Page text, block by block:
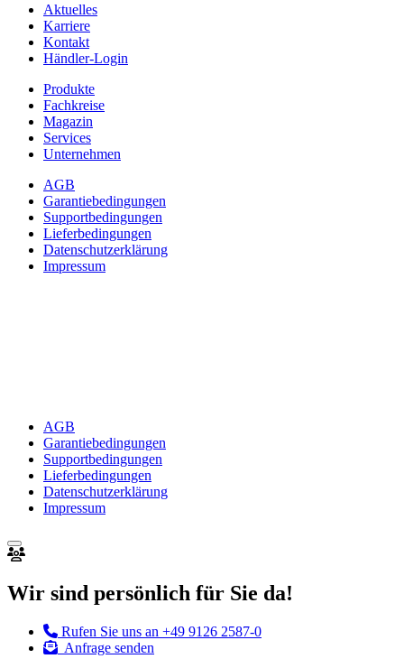
Aktuelles
Karriere
Kontakt
Händler-Login
Produkte
Fachkreise
Magazin
Services
Unternehmen
AGB
Garantiebedingungen
Supportbedingungen
Lieferbedingungen
Datenschutzerklärung
Impressum
AGB
Garantiebedingungen
Supportbedingungen
Lieferbedingungen
Datenschutzerklärung
Impressum
Wir sind persönlich für Sie da!
Rufen Sie uns an +49 9126 2587-0
Anfrage senden